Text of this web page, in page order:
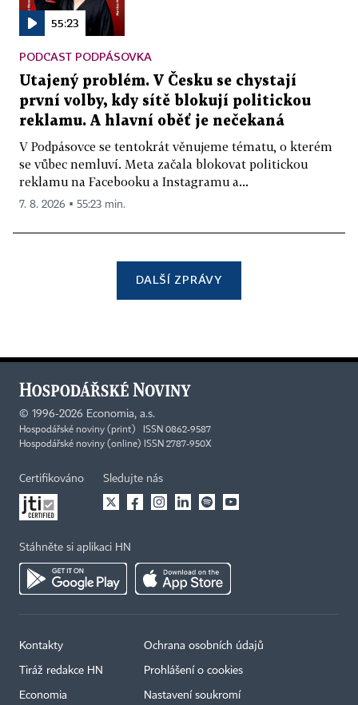
55:23
PODCAST PODPÁSOVKA
Utajený problém. V Česku se chystají
první volby, kdy sítě blokují politickou
reklamu. A hlavní oběť je nečekaná
V Podpásovce se tentokrát věnujeme tématu, o kterém
se vůbec nemluví. Meta začala blokovat politickou
reklamu na Facebooku a Instagramu a...
7. 8. 2026 ▪ 55:23 min.
DALŠÍ ZPRÁVY
© 1996-2026 Economia, a.s.
Hospodářské noviny (print) ISSN 0862-9587
Hospodářské noviny (online) ISSN 2787-950X
Certifikováno Sledujte nás
Stáhněte si aplikaci HN
Kontakty
Tiráž redakce HN
Economia
Ochrana osobních údajů
Prohlášení o cookies
Nastavení soukromí